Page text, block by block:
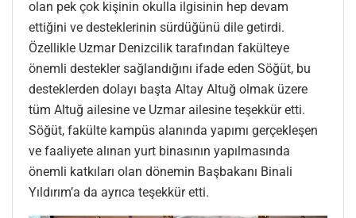
olan pek çok kişinin okulla ilgisinin hep devam
ettiğini ve desteklerinin sürdüğünü dile getirdi.
Özellikle Uzmar Denizcilik tarafından fakülteye
önemli destekler sağlandığını ifade eden Söğüt, bu
desteklerden dolayı başta Altay Altuğ olmak üzere
tüm Altuğ ailesine ve Uzmar ailesine teşekkür etti.
Söğüt, fakülte kampüs alanında yapımı gerçekleşen
ve faaliyete alınan yurt binasının yapılmasında
önemli katkıları olan dönemin Başbakanı Binali
Yıldırım’a da ayrıca teşekkür etti.